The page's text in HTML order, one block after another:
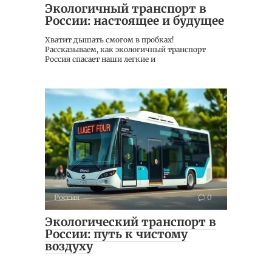
Экологичный транспорт в
России: настоящее и будущее
Хватит дышать смогом в пробках!
Рассказываем, как экологичный транспорт
Россия спасает наши легкие и
Россия 0
Экологический транспорт в
России: путь к чистому
воздуху